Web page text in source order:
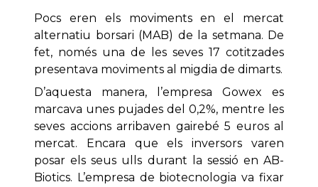
Pocs eren els moviments en el mercat
alternatiu borsari (MAB) de la setmana. De
fet, només una de les seves 17 cotitzades
presentava moviments al migdia de dimarts.
D’aquesta manera, l’empresa Gowex es
marcava unes pujades del 0,2%, mentre les
seves accions arribaven gairebé 5 euros al
mercat. Encara que els inversors varen
posar els seus ulls durant la sessió en AB-
Biotics. L’empresa de biotecnologia va fixar